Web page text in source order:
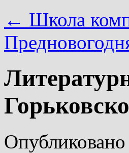
← Школа
Опубликовано